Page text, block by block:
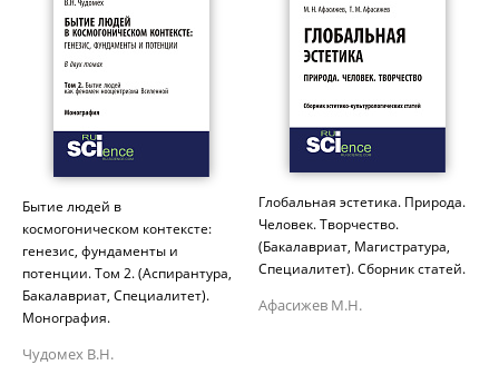
Бытие людей в
космогоническом контексте:
генезис, фундаменты и
потенции. Том 2. (Аспирантура,
Бакалавриат, Специалитет).
Монография.
Чудомех В.Н.
Глобальная эстетика. Природа.
Человек. Творчество.
(Бакалавриат, Магистратура,
Специалитет). Сборник статей.
Афасижев М.Н.